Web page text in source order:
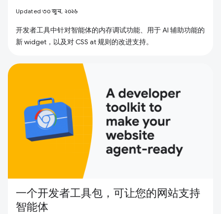
Updated ৩০ জুন, ২০২৬
开发者工具中针对智能体的内存调试功能、用于 AI 辅助功能的
新 widget，以及对 CSS at 规则的改进支持。
一个开发者工具包，可让您的网站支持
智能体